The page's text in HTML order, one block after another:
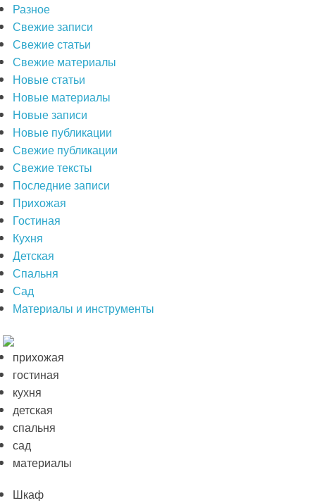
Разное
Свежие записи
Свежие статьи
Свежие материалы
Новые статьи
Новые материалы
Новые записи
Новые публикации
Свежие публикации
Свежие тексты
Последние записи
Прихожая
Гостиная
Кухня
Детская
Спальня
Сад
Материалы и инструменты
прихожая
гостиная
кухня
детская
спальня
сад
материалы
Шкаф